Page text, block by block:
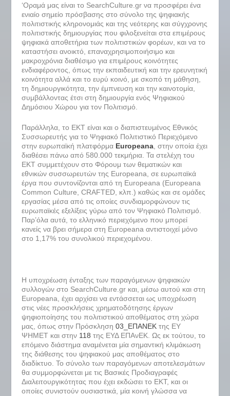
‘Οραμά μας είναι το SearchCulture.gr να προσφέρει ένα
ενιαίο σημείο πρόσβασης στο σύνολο της ψηφιακής
πολιτιστικής κληρονομιάς και της νεότερης και σύγχρονης
πολιτιστικής δημιουργίας που φιλοξενείται στα επιμέρους
ψηφιακά αποθετήρια των πολιτιστικών φορέων, και να το
καταστήσει ανοικτό, επαναχρησιμοποιήσιμο και
μακροχρόνια διαθέσιμο για επιμέρους κοινότητες
ενδιαφέροντος, όπως την εκπαιδευτική και την ερευνητική
κοινότητα αλλά και το ευρύ κοινό, με σκοπό τη μάθηση,
τη δημιουργικότητα, την έμπνευση και την καινοτομία,
συμβάλλοντας έτσι στη δημιουργία ενός Ψηφιακού
Δημόσιου Χώρου για τον Πολιτισμό.
Παράλληλα, τo ΕΚΤ είναι και ο διαπιστευμένος Εθνικός
Συσσωρευτής για το Ψηφιακό Πολιτιστικό Περιεχόμενο
στην ευρωπαϊκή πλατφόρμα Europeana , στην οποία έχει
διαθέσει πάνω από 580.000 τεκμήρια. Τα στελέχη του
ΕΚΤ συμμετέχουν στο Φόρουμ των θεματικών και
εθνικών συσσωρευτών της Europeana, σε ευρωπαϊκά
έργα που συντονίζονται από τη Europeana (Europeana
Common Culture, CRAFTED, κλπ.) καθώς και σε ομάδες
εργασίας μέσα από τις οποίες συνδιαμορφώνουν τις
ευρωπαϊκές εξελίξεις γύρω από τον Ψηφιακό Πολιτισμό.
Παρ’όλα αυτά, το ελληνικό περιεχόμενο που μπορεί
κανείς να βρει σήμερα στη Europeana αντιστοιχεί μόνο
στο 1,17% του συνολικού περιεχομένου.
Η υποχρέωση ένταξης των παραγόμενων ψηφιακών
συλλογών στο SearchCulture.gr και, μέσω αυτού και στη
Europeana, έχει αρχίσει να εντάσσεται ως υποχρέωση
στις νέες προσκλήσεις χρηματοδότησης έργων
ψηφιοποίησης του πολιτιστικού αποθέματος στη χώρα
μας, όπως στην Πρόσκληση03_ΕΠΑΝΕΚ της ΕΥ
ΨΗΜΕΤ και στην 118της ΕΥΔ ΕΠΑνΕΚ. Ως εκ τούτου, το
επόμενο διάστημα αναμένεται μία σημαντική κλιμάκωση
της διάθεσης του ψηφιακού μας αποθέματος στο
διαδίκτυο. Το σύνολο των παραγόμενων αποτελεσμάτων
θα συμμορφώνεται με τις Βασικές Προδιαγραφές
Διαλειτουργικότητας που έχει εκδώσει το ΕΚΤ, και οι
οποίες συνιστούν ουσιαστικά, μία κοινή γλώσσα να